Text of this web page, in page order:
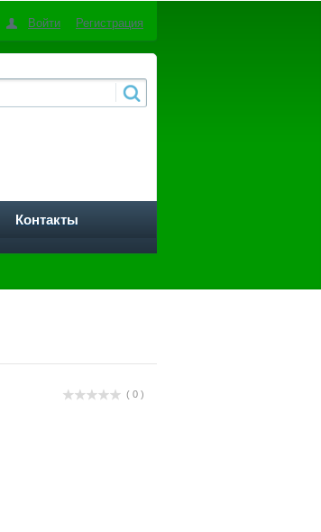
Войти Регистрация
Контакты
( 0 )